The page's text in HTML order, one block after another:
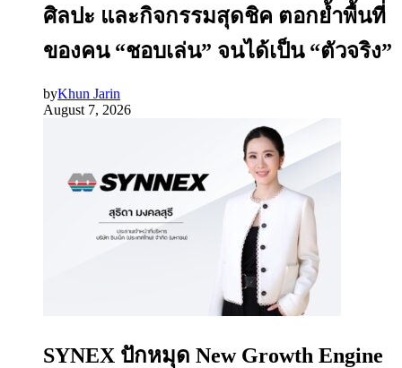
ศิลปะ และกิจกรรมสุดชิค ตอกย้ำพื้นที่
ของคน “ชอบเล่น” จนได้เป็น “ตัวจริง”
byKhun Jarin
August 7, 2026
SYNEX ปักหมุด New Growth Engine